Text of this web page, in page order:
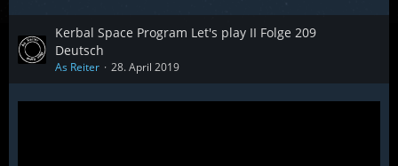
Kerbal Space Program Let's play II Folge 209
Deutsch
As Reiter 28. April 2019